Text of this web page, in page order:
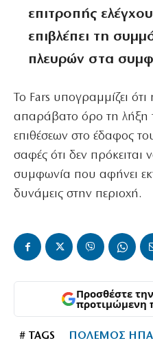
επιτροπής
επιβλέπει τη
πλευρών στα
Το Fars υπογραμμίζει
απαράβατο όρο τη λήξη
επιθέσεων στο έδαφος
σαφές ότι δεν
συμφωνία που αφήνει
δυνάμεις στην περιοχή.
Προσθέστε
προτιμώμενη
# TAGS ΠΟΛΕΜΟΣ ΗΠΑ